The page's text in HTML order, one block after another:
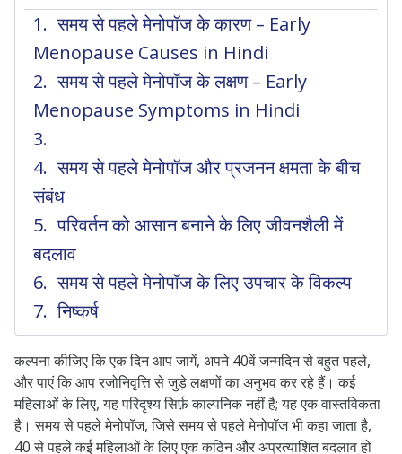
समय से पहले मेनोपॉज के कारण – Early
Menopause Causes in Hindi
समय से पहले मेनोपॉज के लक्षण – Early
Menopause Symptoms in Hindi
समय से पहले मेनोपॉज और प्रजनन क्षमता के बीच
संबंध
परिवर्तन को आसान बनाने के लिए जीवनशैली में
बदलाव
समय से पहले मेनोपॉज के लिए उपचार के विकल्प
निष्कर्ष
कल्पना कीजिए कि एक दिन आप जागें, अपने 40वें जन्मदिन से बहुत पहले,
और पाएं कि आप रजोनिवृत्ति से जुड़े लक्षणों का अनुभव कर रहे हैं। कई
महिलाओं के लिए, यह परिदृश्य सिर्फ़ काल्पनिक नहीं है; यह एक वास्तविकता
है। समय से पहले मेनोपॉज, जिसे समय से पहले मेनोपॉज भी कहा जाता है,
40 से पहले कई महिलाओं के लिए एक कठिन और अप्रत्याशित बदलाव हो